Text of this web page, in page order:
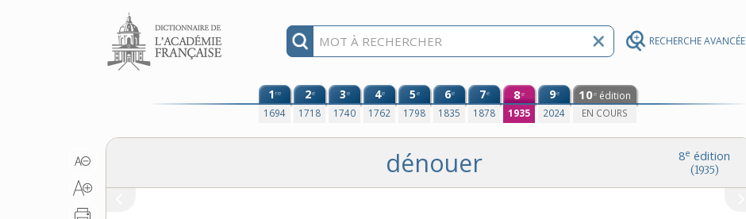
RECHERCHE AVANCÉE
Aller au contenu
1re
1694
2e
1718
3e
1740
4e
1762
5e
1798
6e
1835
7e
1878
8e
1935
9e
2024
10e édition
EN COURS
8e édition
(1935)
dénouer